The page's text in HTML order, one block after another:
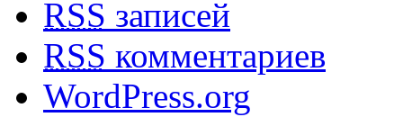
RSS записей
RSS комментариев
WordPress.org